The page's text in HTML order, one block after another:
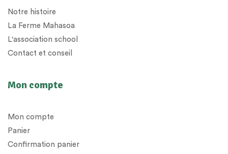
Notre histoire
La Ferme Mahasoa
L'association school
Contact et conseil
Mon compte
Mon compte
Panier
Confirmation panier